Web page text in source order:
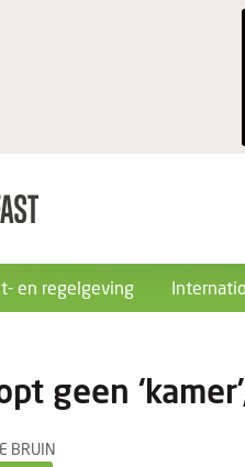
en regelgeving
geen
BRUIN